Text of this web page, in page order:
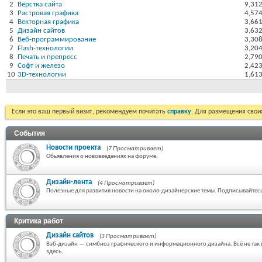
2 Вёрстка сайта
9,312
3
Растровая графика
4,574
4
Векторная графика
3,661
5
Дизайн сайтов
3,632
6
Веб-программирование
3,308
7 Flash-технологии
3,204
8
Печать и препресс
2,790
9
Софт и железо
2,423
10 3D-технологии 1,613
Если это ваш первый визит, рекомендуем почитать справку. Для размещения
События
Новости проекта
(7 Просматривает)
Обьявления о нововведениях на форуме.
Дизайн-лента
(4 Просматривает)
Полезные для развития новости на около-дизайнерские темы.
Критика работ
Дизайн сайтов
(3 Просматривает)
Вэб-дизайн — симбиоз графического и информационного дизайна. Всё не
здесь.